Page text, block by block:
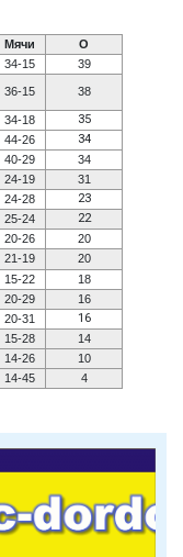
Мячи
О
34-15 39
36-15 38
34-18 35
44-26 34
40-29
34
24-19
31
24-28 23
25-24 22
20-26
20
21-19
20
15-22
18
20-29
16
20-31 16
15-28
14
14-26
10
14-45 4